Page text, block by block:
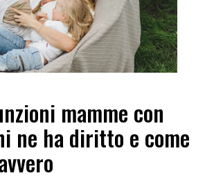
mamme con
ne ha diritto e come